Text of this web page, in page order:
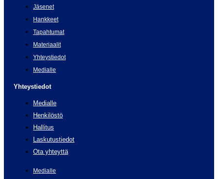
Jäsenet
Hankkeet
Tapahtumat
Materiaalit
Yhteystiedot
Medialle
Yhteystiedot
Medialle
Henkilöstö
Hallitus
Laskutustiedot
Ota yhteyttä
Medialle